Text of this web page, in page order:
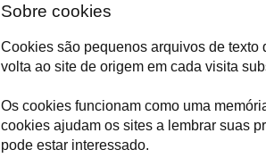
Sobre cookies
Cookies são pequenos arquivos de
volta ao site de origem em cada visita
Os cookies funcionam como uma
cookies ajudam os sites a lembrar suas
pode estar interessado.